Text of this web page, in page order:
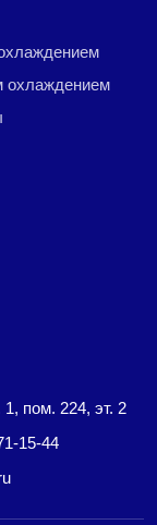
пом. 224, эт. 2
15-44